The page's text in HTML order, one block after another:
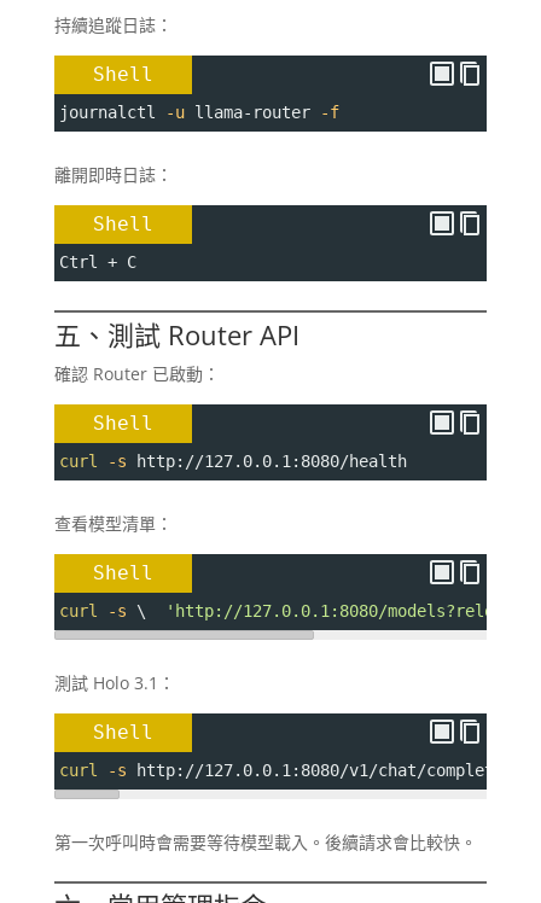
持續追蹤日誌：
Shell
journalctl -u llama-router -f
離開即時日誌：
Shell
Ctrl + C
五、測試 Router API
確認 Router 已啟動：
Shell
curl -s http://127.0.0.1:8080/health
查看模型清單：
Shell
curl -s \ 'http://127.0.0.1:8080/models?reload=1'
測試 Holo 3.1：
Shell
curl -s http://127.0.0.1:8080/v1/chat/
第一次呼叫時會需要等待模型載入。後續請求會比較快。